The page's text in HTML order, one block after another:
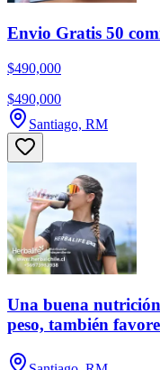
Envio Gratis 50
$490,000
$490,000
Santiago, RM
Una buena
peso, también